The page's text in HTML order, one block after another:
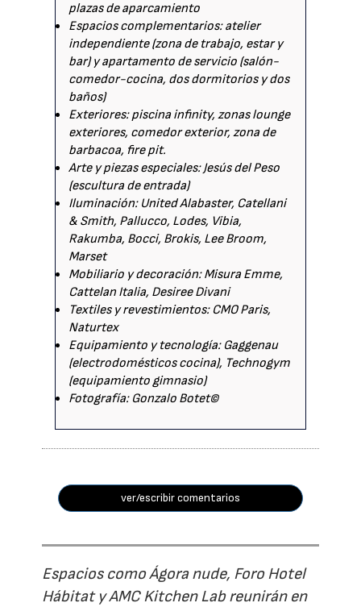
plazas de aparcamiento
Espacios complementarios: atelier
independiente (zona de trabajo, estar y
bar) y apartamento de servicio (salón-
comedor-cocina, dos dormitorios y dos
baños)
Exteriores: piscina infinity, zonas lounge
exteriores, comedor exterior, zona de
barbacoa, fire pit.
Arte y piezas especiales: Jesús del Peso
(escultura de entrada)
Iluminación: United Alabaster, Catellani
& Smith, Pallucco, Lodes, Vibia,
Rakumba, Bocci, Brokis, Lee Broom,
Marset
Mobiliario y decoración: Misura Emme,
Cattelan Italia, Desiree Divani
Textiles y revestimientos: CMO Paris,
Naturtex
Equipamiento y tecnología: Gaggenau
(electrodomésticos cocina), Technogym
(equipamiento gimnasio)
Fotografía: Gonzalo Botet©
ver/escribir comentarios
Espacios como Ágora nude, Foro Hotel
Hábitat y AMC Kitchen Lab reunirán en